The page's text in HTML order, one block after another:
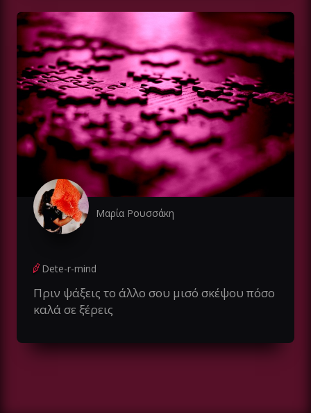
Μαρία Ρουσσάκη
Dete-r-mind
Πριν ψάξεις το άλλο σου μισό σκέψου πόσο
καλά σε ξέρεις